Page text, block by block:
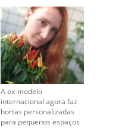
A ex-modelo
internacional agora faz
hortas personalizadas
para pequenos espaços